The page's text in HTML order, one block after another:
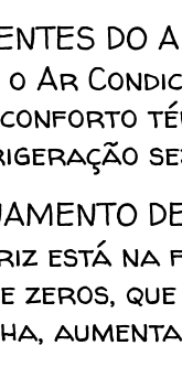
DO
Ar
está na
zeros,